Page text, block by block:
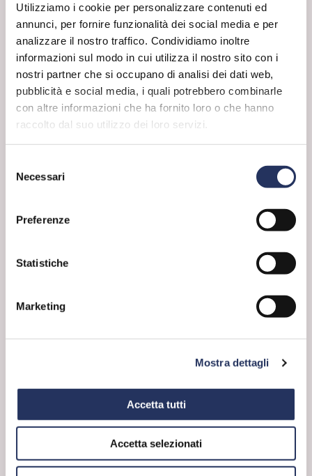
Utilizziamo i cookie per personalizzare contenuti ed
annunci, per fornire funzionalità dei social media e per
analizzare il nostro traffico. Condividiamo inoltre
informazioni sul modo in cui utilizza il nostro sito con i
nostri partner che si occupano di analisi dei dati web,
pubblicità e social media, i quali potrebbero combinarle
con altre informazioni che ha fornito loro o che hanno
raccolto dal suo utilizzo dei loro servizi.
delNecessari
Preferenze
Statistiche
Marketing
Mostra dettagli
Accetta tutti
Accetta selezionati
6 Marzo 2026
leggi
Calda come la passione sportiva: la
scienza della Fiamma Paralimpica